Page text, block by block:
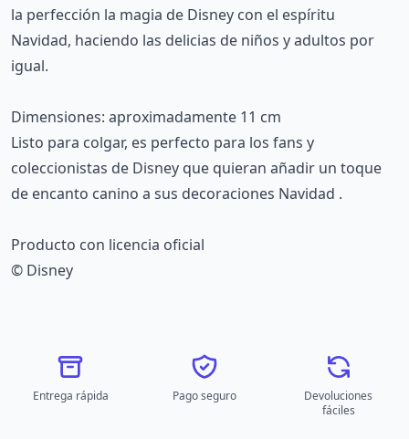
la perfección la magia de Disney con el espíritu
Navidad, haciendo las delicias de niños y adultos por
igual.
Dimensiones: aproximadamente 11 cm
Listo para colgar, es perfecto para los fans y
coleccionistas de Disney que quieran añadir un toque
de encanto canino a sus decoraciones Navidad .
Producto con licencia oficial
© Disney
Entrega rápida Pago seguro
Devoluciones
fáciles